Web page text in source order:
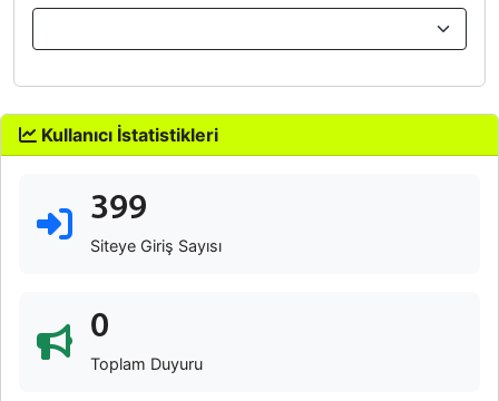
Kullanıcı İstatistikleri
399
Siteye Giriş Sayısı
0
Toplam Duyuru